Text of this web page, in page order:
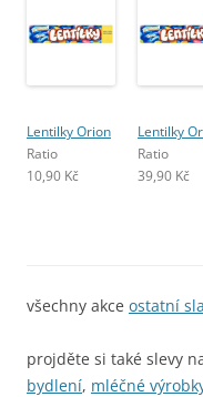
Lentilky Orion
Ratio
10,90 Kč
Lentilky
Ratio
39,90 Kč
všechny akce ostatní
projděte si také slevy
bydlení, mléčné